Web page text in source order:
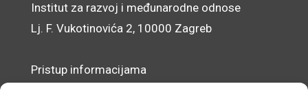
Institut za razvoj i međunarodne odnose
Lj. F. Vukotinovića 2, 10000 Zagreb
Pristup informacijama